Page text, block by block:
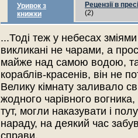
Уривок з
книжки
Рецензії в пресі
(2)
...Тоді теж у небесах
викликані не чарами, а
майже над самою водою, та
кораблів-красенів, він не
Велику кімнату заливало
жодного чарівного
тут, могли наказувати і
нараду, на деякий час
справи.